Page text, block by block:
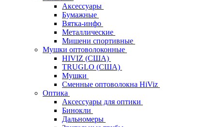
Аксессуары
Бумажные
Вятка-инфо
Металлические
Мишени спортивные
Мушки оптоволоконные
HIVIZ (США)
TRUGLO (США)
Мушки
Сменные оптоволокна HiViz
Оптика
Аксессуары для оптики
Бинокли
Дальномеры